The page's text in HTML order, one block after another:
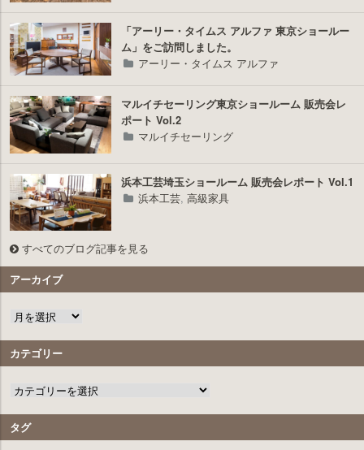
「アーリー・タイムス アルファ 東京ショールー
ム」をご訪問しました。
アーリー・タイムス アルファ
マルイチセーリング東京ショールーム 販売会レ
ポート Vol.2
マルイチセーリング
浜本工芸埼玉ショールーム 販売会レポート Vol.1
浜本工芸,高級家具
すべてのブログ記事を見る
アーカイブ
カテゴリー
タグ